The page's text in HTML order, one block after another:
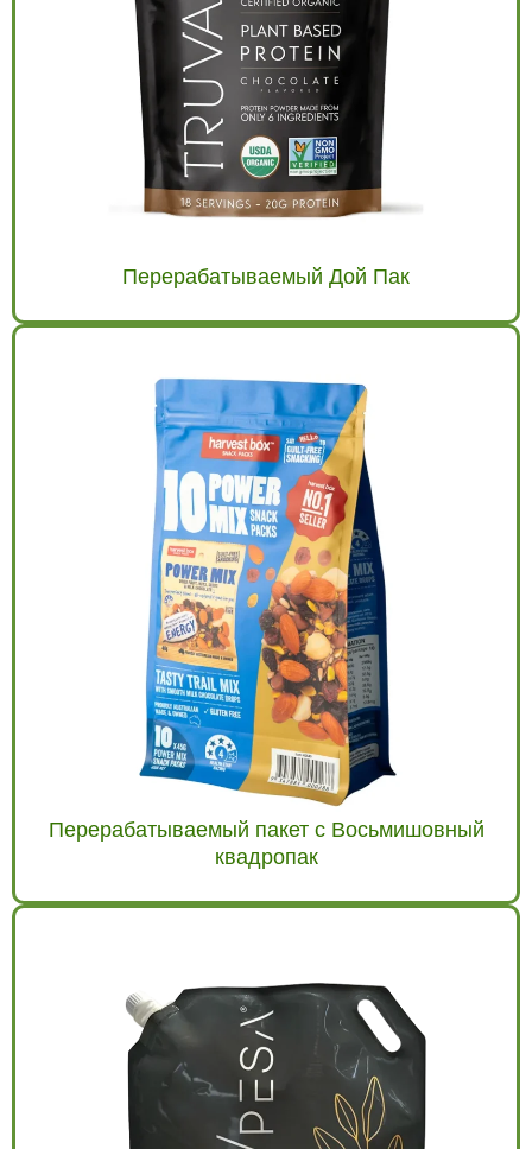
Перерабатываемый Дой Пак
Перерабатываемый пакет с Восьмишовный
квадропак